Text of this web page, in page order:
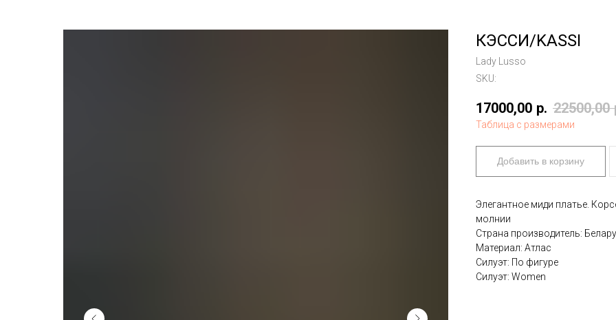
КЭССИ/KASSI
Lady Lusso
SKU:
17000,00 р. 22500,00
Таблица с размерами
Добавить в корзину
Элегантное миди платье.
молнии
Страна производитель:
Материал: Атлас
Силуэт: По фигуре
Силуэт: Women